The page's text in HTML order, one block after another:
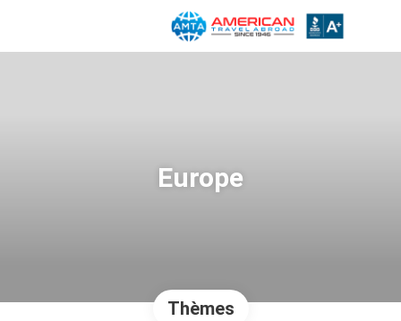
Europe
Thèmes